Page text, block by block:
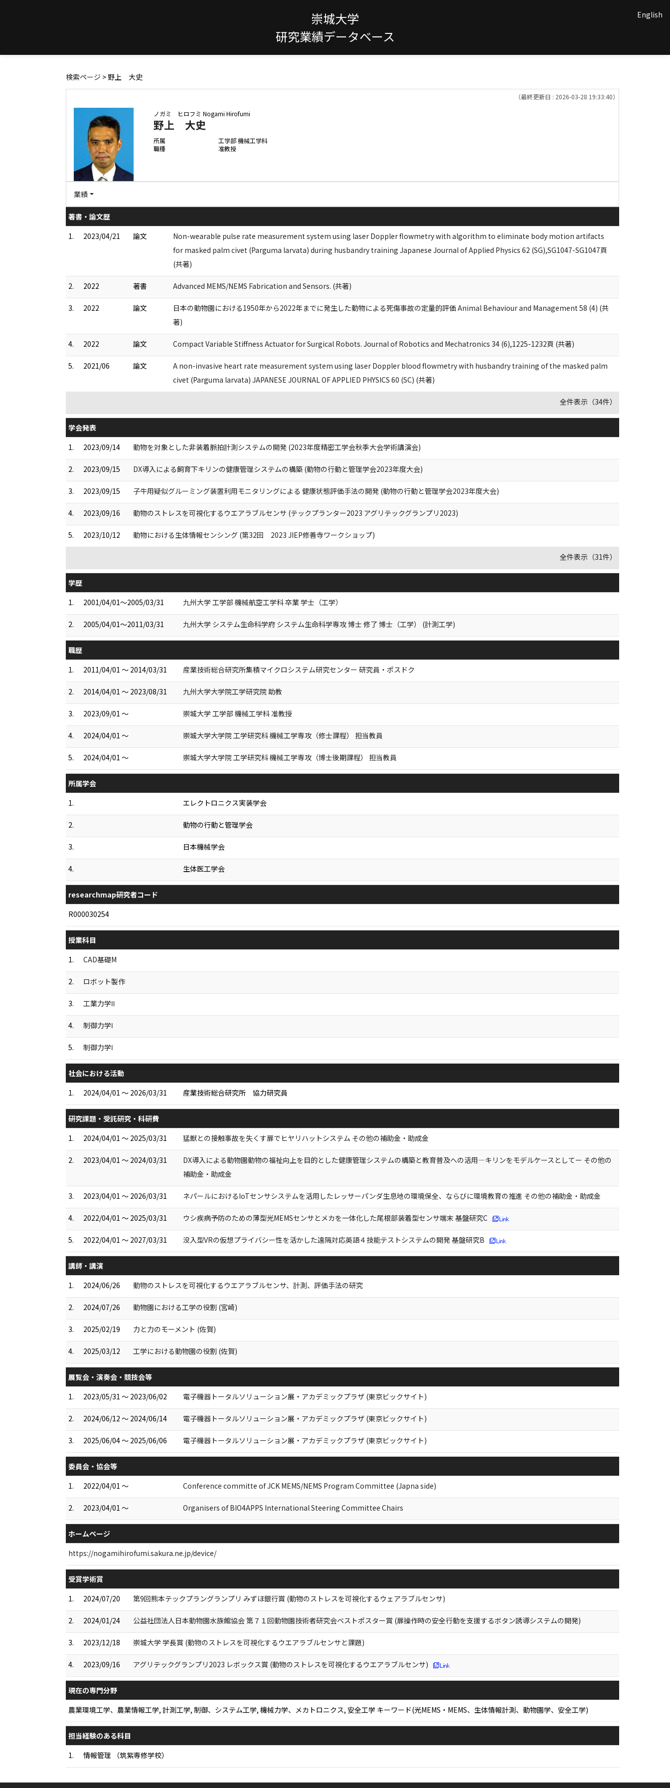
崇城大学
研究業績データベース
English
検索ページ > 野上 大史
（最終更新日 : 2026-03-28 19:33:40）
ノガミ ヒロフミ Nogami Hirofumi
野上 大史
所属
工学部 機械工学科
職種
准教授
業績
著書・論文歴
1.
2023/04/21 論文
Non-wearable pulse rate measurement system using laser Doppler flowmetry with algorithm to eliminate body motion artifacts
for masked palm civet (Parguma larvata) during husbandry training Japanese Journal of Applied Physics 62 (SG),SG1047-SG1047頁
(共著)
2. 2022 著書 Advanced MEMS/NEMS Fabrication and Sensors. (共著)
3. 2022 論文
日本の動物園における1950年から2022年までに発生した動物による死傷事故の定量的評価 Animal Behaviour and Management 58 (4) (共
著)
4. 2022 論文 Compact Variable Stiffness Actuator for Surgical Robots. Journal of Robotics and Mechatronics 34 (6),1225-1232頁 (共著)
5. 2021/06 論文
A non-invasive heart rate measurement system using laser Doppler blood flowmetry with husbandry training of the masked palm
civet (Parguma larvata) JAPANESE JOURNAL OF APPLIED PHYSICS 60 (SC) (共著)
全件表示（34件）
学会発表
1.
2023/09/14 動物を対象とした非装着脈拍計測システムの開発 (2023年度精密工学会秋季大会学術講演会)
2. 2023/09/15 DX導入による飼育下キリンの健康管理システムの構築 (動物の行動と管理学会2023年度大会)
3. 2023/09/15 子牛用疑似グルーミング装置利用モニタリングによる 健康状態評価手法の開発 (動物の行動と管理学会2023年度大会)
4. 2023/09/16 動物のストレスを可視化するウエアラブルセンサ (テックプランター2023 アグリテックグランプリ2023)
5. 2023/10/12 動物における生体情報センシング (第32回 2023 JIEP修善寺ワークショップ)
全件表示（31件）
学歴
1.
2001/04/01～2005/03/31 九州大学 工学部 機械航空工学科 卒業 学士（工学）
2. 2005/04/01～2011/03/31 九州大学 システム生命科学府 システム生命科学専攻 博士 修了 博士（工学） (計測工学)
職歴
1.
2011/04/01 ～ 2014/03/31 産業技術総合研究所集積マイクロシステム研究センター 研究員・ポスドク
2. 2014/04/01 ～ 2023/08/31 九州大学大学院工学研究院 助教
3. 2023/09/01 ～ 崇城大学 工学部 機械工学科 准教授
4. 2024/04/01 ～ 崇城大学大学院 工学研究科 機械工学専攻（修士課程） 担当教員
5. 2024/04/01 ～ 崇城大学大学院 工学研究科 機械工学専攻（博士後期課程） 担当教員
所属学会
1.
エレクトロニクス実装学会
2. 動物の行動と管理学会
3. 日本機械学会
4. 生体医工学会
researchmap研究者コード
R000030254
授業科目
1.
CAD基礎M
2. ロボット製作
3. 工業力学Ⅱ
4. 制御力学Ⅰ
5. 制御力学Ⅰ
社会における活動
1.
2024/04/01 ～ 2026/03/31 産業技術総合研究所 協力研究員
研究課題・受託研究・科研費
1.
2024/04/01 ～ 2025/03/31 猛獣との接触事故を失くす扉でヒヤリハットシステム その他の補助金・助成金
2. 2023/04/01 ～ 2024/03/31
DX導入による動物園動物の福祉向上を目的とした健康管理システムの構築と教育普及への活用―キリンをモデルケースとしてー その他の
補助金・助成金
3. 2023/04/01 ～ 2026/03/31 ネパールにおけるIoTセンサシステムを活用したレッサーパンダ生息地の環境保全、ならびに環境教育の推進 その他の補助金・助成金
4. 2022/04/01 ～ 2025/03/31 ウシ疾病予防のための薄型光MEMSセンサとメカを一体化した尾根部装着型センサ端末 基盤研究C
5. 2022/04/01 ～ 2027/03/31 没入型VRの仮想プライバシー性を活かした遠隔対応英語４技能テストシステムの開発 基盤研究B
講師・講演
1.
2024/06/26 動物のストレスを可視化するウエアラブルセンサ、計測、評価手法の研究
2. 2024/07/26 動物園における工学の役割 (宮崎)
3. 2025/02/19 力と力のモーメント (佐賀)
4. 2025/03/12 工学における動物園の役割 (佐賀)
展覧会・演奏会・競技会等
1.
2023/05/31 ～ 2023/06/02 電⼦機器トータルソリューション展・アカデミックプラザ (東京ビックサイト)
2. 2024/06/12 ～ 2024/06/14 電⼦機器トータルソリューション展・アカデミックプラザ (東京ビックサイト)
3. 2025/06/04 ～ 2025/06/06 電⼦機器トータルソリューション展・アカデミックプラザ (東京ビックサイト)
委員会・協会等
1.
2022/04/01 ～ Conference committe of JCK MEMS/NEMS Program Committee​ (Japna side)
2. 2023/04/01 ～ Organisers of BIO4APPS International Steering Committee Chairs
ホームページ
https://nogamihirofumi.sakura.ne.jp/device/
受賞学術賞
1.
2024/07/20 第9回熊本テックプラングランプリ みずほ銀行賞 (動物のストレスを可視化するウェアラブルセンサ)
2. 2024/01/24 公益社団法人日本動物園水族館協会 第７１回動物園技術者研究会ベストポスター賞 (扉操作時の安全行動を支援するボタン誘導システムの開発)
3. 2023/12/18 崇城大学 学長賞 (動物のストレスを可視化するウエアラブルセンサと課題)
4. 2023/09/16 アグリテックグランプリ2023 レボックス賞 (動物のストレスを可視化するウエアラブルセンサ)
現在の専門分野
農業環境工学、農業情報工学, 計測工学, 制御、システム工学, 機械力学、メカトロニクス, 安全工学 キーワード(光MEMS・MEMS、生体情報計測、動物園学、安全工学)
担当経験のある科目
1.
情報管理 （筑紫専修学校）